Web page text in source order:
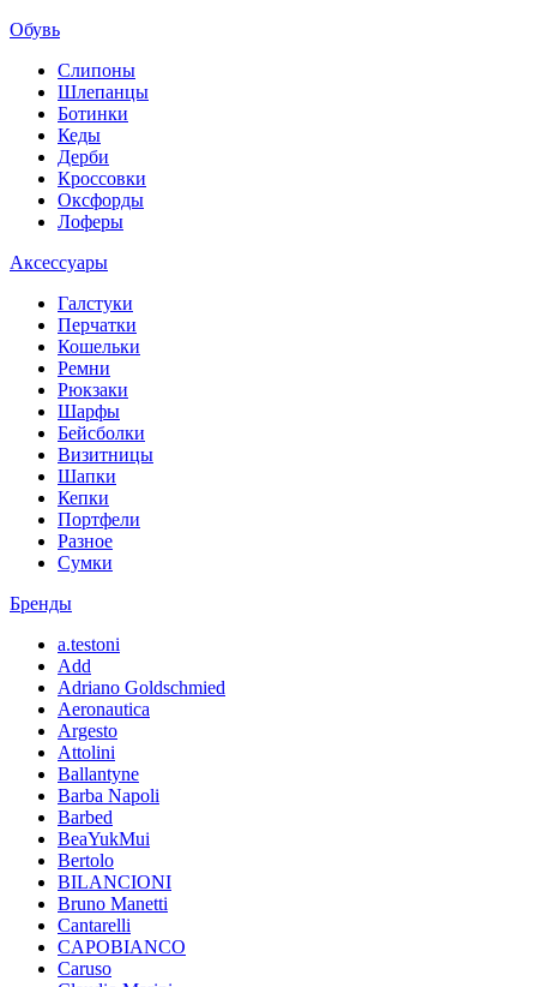
Обувь
Слипоны
Шлепанцы
Ботинки
Кеды
Дерби
Кроссовки
Оксфорды
Лоферы
Аксессуары
Галстуки
Перчатки
Кошельки
Ремни
Рюкзаки
Шарфы
Бейсболки
Визитницы
Шапки
Кепки
Портфели
Разное
Сумки
Бренды
a.testoni
Add
Adriano Goldschmied
Aeronautica
Argesto
Attolini
Ballantyne
Barba Napoli
Barbed
BeaYukMui
Bertolo
BILANCIONI
Bruno Manetti
Cantarelli
CAPOBIANCO
Caruso